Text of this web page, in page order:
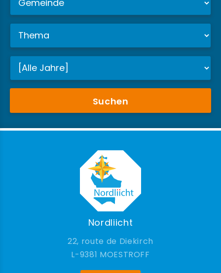
Suchen
Nordliicht
22, route de Diekirch
9381 MOESTROFF